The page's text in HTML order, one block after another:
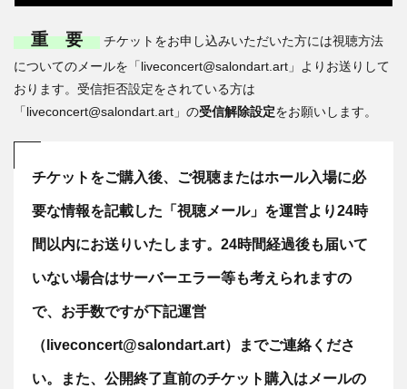
重 要 チケットをお申し込みいただいた方には視聴方法
についてのメールを「liveconcert@salondart.art」よりお送りして
おります。受信拒否設定をされている方は
「liveconcert@salondart.art」の受信解除設定をお願いします。
チケットをご購入後、ご視聴またはホール入場に必
要な情報を記載した「視聴メール」を運営より24時
間以内にお送りいたします。24時間経過後も届いて
いない場合はサーバーエラー等も考えられますの
で、お手数ですが下記運営
（liveconcert@salondart.art）までご連絡くださ
い。また、公開終了直前のチケット購入はメールの